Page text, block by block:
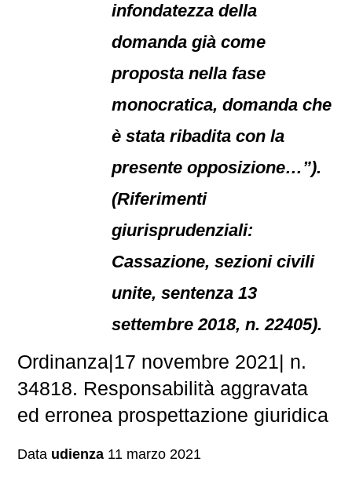
infondatezza della
domanda già come
proposta nella fase
monocratica, domanda che
è stata ribadita con la
presente opposizione…”).
(Riferimenti
giurisprudenziali:
Cassazione, sezioni civili
unite, sentenza 13
settembre 2018, n. 22405).
Ordinanza|17 novembre 2021| n.
34818. Responsabilità aggravata
ed erronea prospettazione giuridica
Data udienza 11 marzo 2021